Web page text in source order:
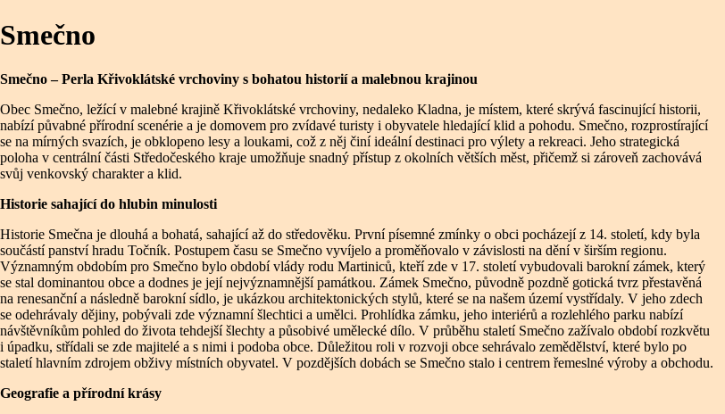
Smečno
Smečno – Perla Křivoklátské vrchoviny s bohatou historií a malebnou krajinou
Obec Smečno, ležící v malebné krajině Křivoklátské vrchoviny, nedaleko Kladna, je místem, které skrývá fascinující historii,
nabízí půvabné přírodní scenérie a je domovem pro zvídavé turisty i obyvatele hledající klid a pohodu. Smečno, rozprostírající
se na mírných svazích, je obklopeno lesy a loukami, což z něj činí ideální destinaci pro výlety a rekreaci. Jeho strategická
poloha v centrální části Středočeského kraje umožňuje snadný přístup z okolních větších měst, přičemž si zároveň zachovává
svůj venkovský charakter a klid.
Historie sahající do hlubin minulosti
Historie Smečna je dlouhá a bohatá, sahající až do středověku. První písemné zmínky o obci pocházejí z 14. století, kdy byla
součástí panství hradu Točník. Postupem času se Smečno vyvíjelo a proměňovalo v závislosti na dění v širším regionu.
Významným obdobím pro Smečno bylo období vlády rodu Martiniců, kteří zde v 17. století vybudovali barokní zámek, který
se stal dominantou obce a dodnes je její nejvýznamnější památkou. Zámek Smečno, původně pozdně gotická tvrz přestavěná
na renesanční a následně barokní sídlo, je ukázkou architektonických stylů, které se na našem území vystřídaly. V jeho zdech
se odehrávaly dějiny, pobývali zde významní šlechtici a umělci. Prohlídka zámku, jeho interiérů a rozlehlého parku nabízí
návštěvníkům pohled do života tehdejší šlechty a působivé umělecké dílo. V průběhu staletí Smečno zažívalo období rozkvětu
i úpadku, střídali se zde majitelé a s nimi i podoba obce. Důležitou roli v rozvoji obce sehrávalo zemědělství, které bylo po
staletí hlavním zdrojem obživy místních obyvatel. V pozdějších dobách se Smečno stalo i centrem řemeslné výroby a obchodu.
Geografie a přírodní krásy